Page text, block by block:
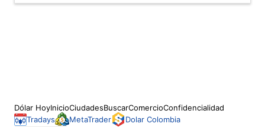
Dólar HoyInicioCiudadesBuscarComercioConfidencialidad
Tradays
MetaTrader Dolar Colombia